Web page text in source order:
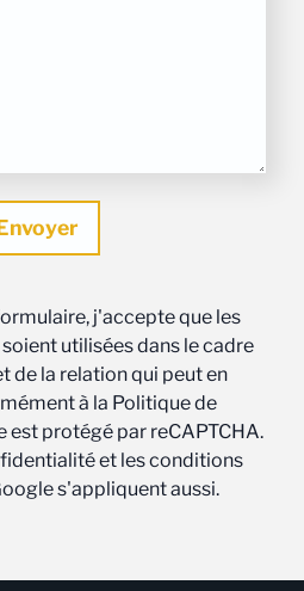
j'accepte que les
utilisées dans le cadre
de la relation qui peut en
à la Politique de
est protégé par reCAPTCHA.
et les conditions
s'appliquent aussi.